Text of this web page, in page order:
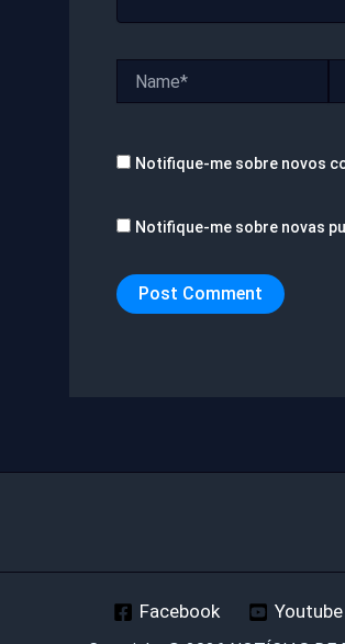
Notifique-me sobre novos
Notifique-me sobre novas
Facebook Youtube